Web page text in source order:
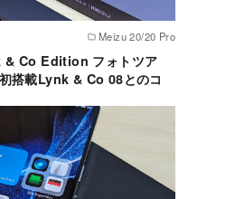
Meizu 20/20 Pro
& Co Edition フォトツア
搭載Lynk & Co 08とのコ